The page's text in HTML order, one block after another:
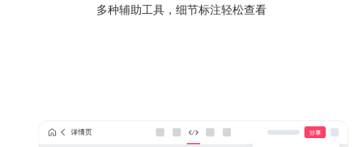
多种辅助工具，细节标注轻松查看